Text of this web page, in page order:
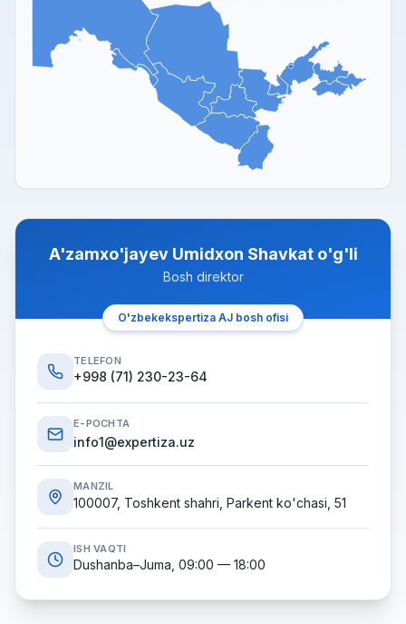
A'zamxo'jayev Umidxon Shavkat o'g'li
Bosh direktor
O'zbekekspertiza AJ bosh ofisi
TELEFON
+998 (71) 230-23-64
E-POCHTA
info1@expertiza.uz
MANZIL
100007, Toshkent shahri, Parkent ko'chasi, 51
ISH VAQTI
Dushanba–Juma, 09:00 — 18:00